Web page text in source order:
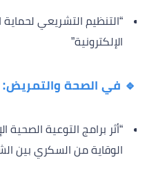
“التنظيم التشريعي لحماية
الإلكترونية”
🔹 في الصحة والتمريض:
“أثر برامج التوعية
الوقاية من السكري بين